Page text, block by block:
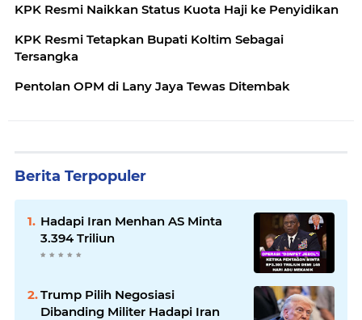
KPK Resmi Naikkan Status Kuota Haji ke Penyidikan
KPK Resmi Tetapkan Bupati Koltim Sebagai
Tersangka
Pentolan OPM di Lany Jaya Tewas Ditembak
Berita Terpopuler
Hadapi Iran Menhan AS Minta
3.394 Triliun
Trump Pilih Negosiasi
Dibanding Militer Hadapi Iran